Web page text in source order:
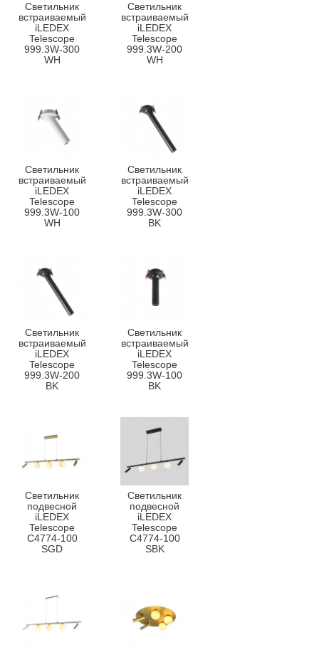
Светильник
встраиваемый
iLEDEX
Telescope
999.3W-300
WH
Светильник
встраиваемый
iLEDEX
Telescope
999.3W-200
WH
Светильник
встраиваемый
iLEDEX
Telescope
999.3W-100
WH
Светильник
встраиваемый
iLEDEX
Telescope
999.3W-300
BK
Светильник
встраиваемый
iLEDEX
Telescope
999.3W-200
BK
Светильник
встраиваемый
iLEDEX
Telescope
999.3W-100
BK
Светильник
подвесной
iLEDEX
Telescope
C4774-100
SGD
Светильник
подвесной
iLEDEX
Telescope
C4774-100
SBK